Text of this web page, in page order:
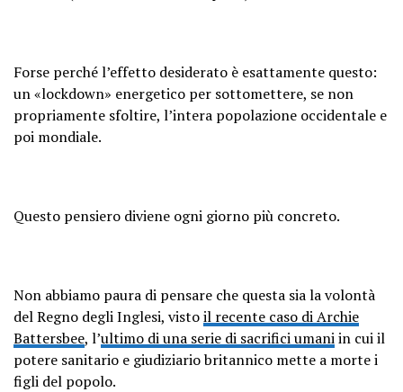
Forse perché l’effetto desiderato è esattamente questo:
un «lockdown» energetico per sottomettere, se non
propriamente sfoltire, l’intera popolazione occidentale e
poi mondiale.
Questo pensiero diviene ogni giorno più concreto.
Non abbiamo paura di pensare che questa sia la volontà
del Regno degli Inglesi, vistoil recente caso di Archie
Battersbee, l’ultimo di una serie di sacrifici umaniin cui il
potere sanitario e giudiziario britannico mette a morte i
figli del popolo.